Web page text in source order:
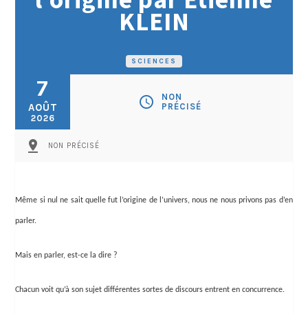
SCIENCES
KLEIN
7
AOÛT
2026
schedule
NON
PRÉCISÉ
pin_drop NON PRÉCISÉ
Même si nul ne sait quelle fut l’origine de l’univers, nous ne nous privons pas d’en
parler.
Mais en parler, est-ce la dire ?
Chacun voit qu’à son sujet différentes sortes de discours entrent en concurrence.